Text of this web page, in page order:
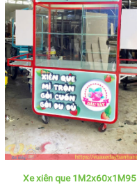
Xe xiên que 1M2x60x1M95